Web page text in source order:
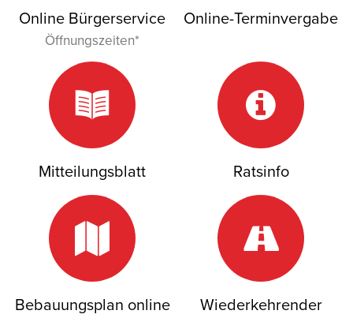
Online Bürgerservice
Öffnungszeiten*
Online-Terminvergabe
Mitteilungsblatt Ratsinfo
Bebauungsplan online
Wiederkehrender